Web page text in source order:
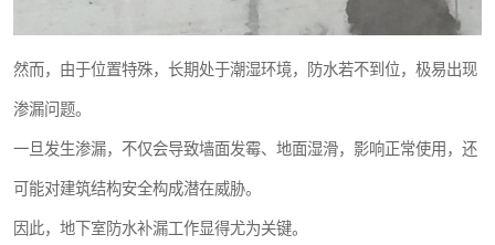
然而，由于位置特殊，长期处于潮湿环境，防水若不到位，极易出现
渗漏问题。
一旦发生渗漏，不仅会导致墙面发霉、地面湿滑，影响正常使用，还
可能对建筑结构安全构成潜在威胁。
因此，地下室防水补漏工作显得尤为关键。